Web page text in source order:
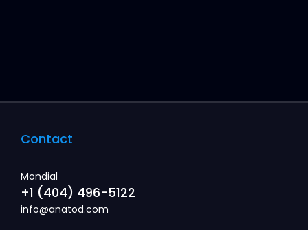
Contact
Mondial
+1 (404) 496-5122
info@anatod.com